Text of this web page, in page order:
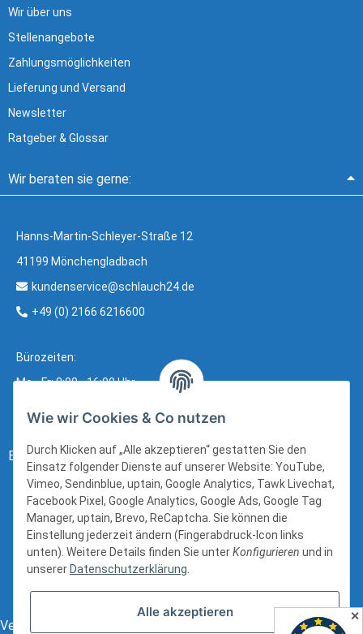
Wir über uns
Stellenangebote
Zahlungsmöglichkeiten
Lieferung und Versand
Newsletter
Ratgeber & Glossar
Wir beraten sie gerne:
Hanns-Martin-Schleyer-Straße 12
41199 Mönchengladbach
kundenservice@schlauch24.de
+49 (0) 2166 6216600
Bürozeiten:
Mo - Fr: 8:00 - 16:00 Uhr
Bezahlung:
Versand:
Wie wir Cookies & Co nutzen
Durch Klicken auf „Alle akzeptieren“ gestatten Sie den
Einsatz folgender Dienste auf unserer Website: YouTube,
Vimeo, Sendinblue, uptain, Google Analytics, Tawk Livechat,
Facebook Pixel, Google Analytics, Google Ads, Google Tag
Manager, uptain, Brevo, ReCaptcha. Sie können die
Einstellung jederzeit ändern (Fingerabdruck-Icon links
unten). Weitere Details finden Sie unterKonfigurieren und in
unserer Datenschutzerklärung.
Alle akzeptieren ✕